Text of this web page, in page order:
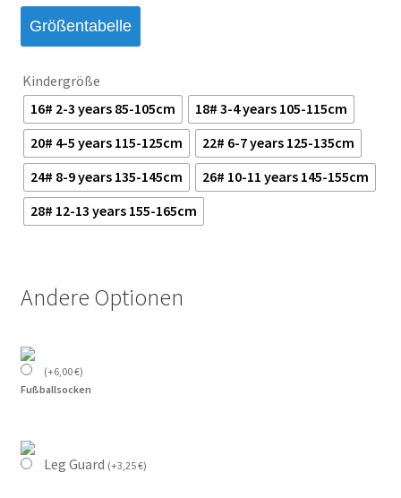
Größentabelle
Kindergröße
16# 2-3 years 85-105cm
18# 3-4 years 105-115cm
20# 4-5 years 115-125cm
22# 6-7 years 125-135cm
24# 8-9 years 135-145cm
26# 10-11 years 145-155cm
28# 12-13 years 155-165cm
Andere Optionen
(+6,00€)
Fußballsocken
Leg Guard (+3,25€)